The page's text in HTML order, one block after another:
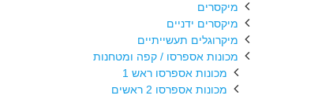
מיקסרים
מיקסרים ידניים
מיקרוגלים תעשייתיים
מכונות אספרסו / קפה ומטחנות
מכונות אספרסו ראש 1
מכונות אספרסו 2 ראשים